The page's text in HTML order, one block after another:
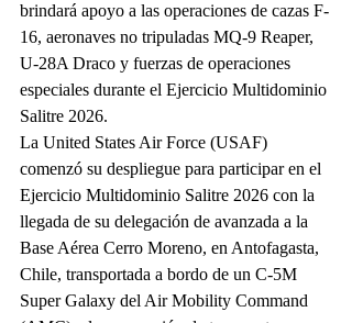
brindará apoyo a las operaciones de cazas F-
16, aeronaves no tripuladas MQ-9 Reaper,
U-28A Draco y fuerzas de operaciones
especiales durante el Ejercicio Multidominio
Salitre 2026.
La United States Air Force (USAF)
comenzó su despliegue para participar en el
Ejercicio Multidominio Salitre 2026 con la
llegada de su delegación de avanzada a la
Base Aérea Cerro Moreno, en Antofagasta,
Chile, transportada a bordo de un C-5M
Super Galaxy del Air Mobility Command